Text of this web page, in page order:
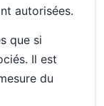
autorisées.
que si
Il est
du